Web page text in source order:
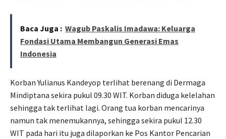
Baca Juga : Wagub Paskalis Imadawa: Keluarga
Fondasi Utama Membangun Generasi Emas
Indonesia
Korban Yulianus Kandeyop terlihat berenang di Dermaga
Mindiptana sekira pukul 09.30 WIT. Korban diduga kelelahan
sehingga tak terlihat lagi. Orang tua korban mencarinya
namun tak menemukannya, sehingga sekira pukul 12.30
WIT pada hari itu juga dilaporkan ke Pos Kantor Pencarian